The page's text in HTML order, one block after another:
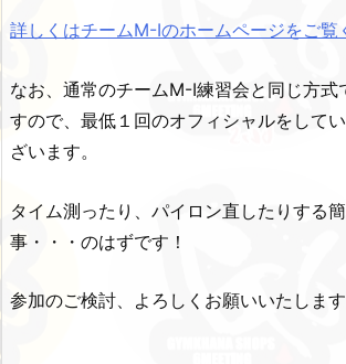
詳しくはチームM-Iのホームページをご覧
なお、通常のチームM-I練習会と同じ方式
すので、最低１回のオフィシャルをして
ざいます。
タイム測ったり、パイロン直したりする
事・・・のはずです！
参加のご検討、よろしくお願いいたします